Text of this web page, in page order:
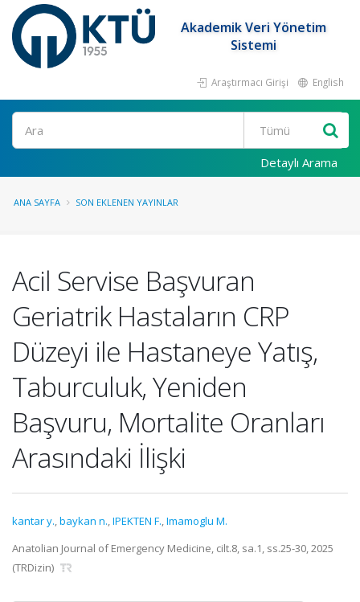
Akademik Veri Yönetim
Sistemi
Araştırmacı Girişi English
Ara
Detaylı Arama
ANA SAYFA SON EKLENEN YAYINLAR
Acil Servise Başvuran
Geriatrik Hastaların CRP
Düzeyi ile Hastaneye Yatış,
Taburculuk, Yeniden
Başvuru, Mortalite Oranları
Arasındaki İlişki
kantar y.,baykan n.,IPEKTEN F.,Imamoglu M.
Anatolian Journal of Emergency Medicine, cilt.8, sa.1, ss.25-30, 2025
(TRDizin)